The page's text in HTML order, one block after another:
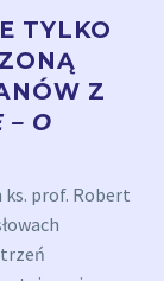
TYLKO
Z
– O
prof. Robert